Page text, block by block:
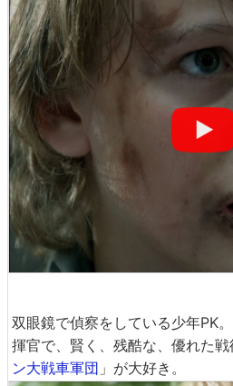
双眼鏡で偵察をしている少年PK
揮官で、賢く、残酷な、優れた
ン大戦車軍団 」が大好き。